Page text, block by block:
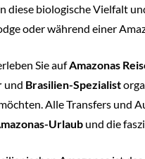
diese biologische Vielfalt
oder während einer
Sie aufAmazonas
und Brasilien-Spezialist
Alle Transfers und
Urlaub und die